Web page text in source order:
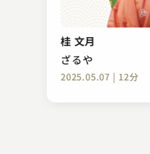
桂 文月
ざるや
2025.05.07 | 12分
古今亭 ぎん志
元犬
2023.09.18 | 15分